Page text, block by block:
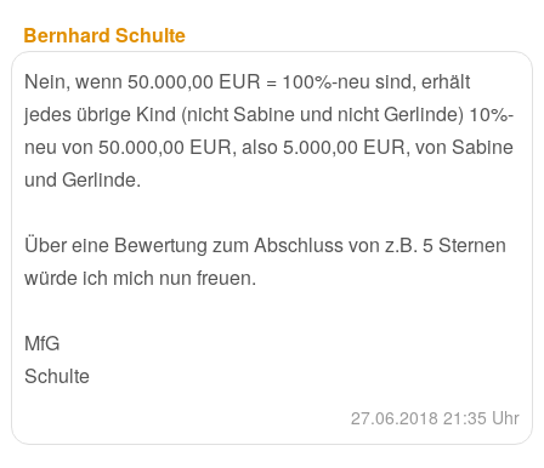
Bernhard Schulte
Nein, wenn 50.000,00 EUR = 100%-neu sind, erhält
jedes übrige Kind (nicht Sabine und nicht Gerlinde) 10%-
neu von 50.000,00 EUR, also 5.000,00 EUR, von Sabine
und Gerlinde.
Über eine Bewertung zum Abschluss von z.B. 5 Sternen
würde ich mich nun freuen.
MfG
Schulte
27.06.2018 21:35 Uhr